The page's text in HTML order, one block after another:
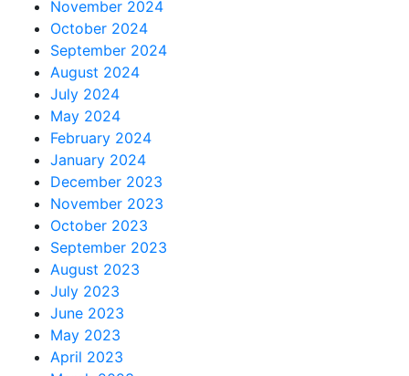
November 2024
October 2024
September 2024
August 2024
July 2024
May 2024
February 2024
January 2024
December 2023
November 2023
October 2023
September 2023
August 2023
July 2023
June 2023
May 2023
April 2023